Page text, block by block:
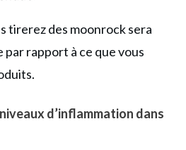
tirerez des moonrock sera
rapport à ce que vous
d’inflammation dans